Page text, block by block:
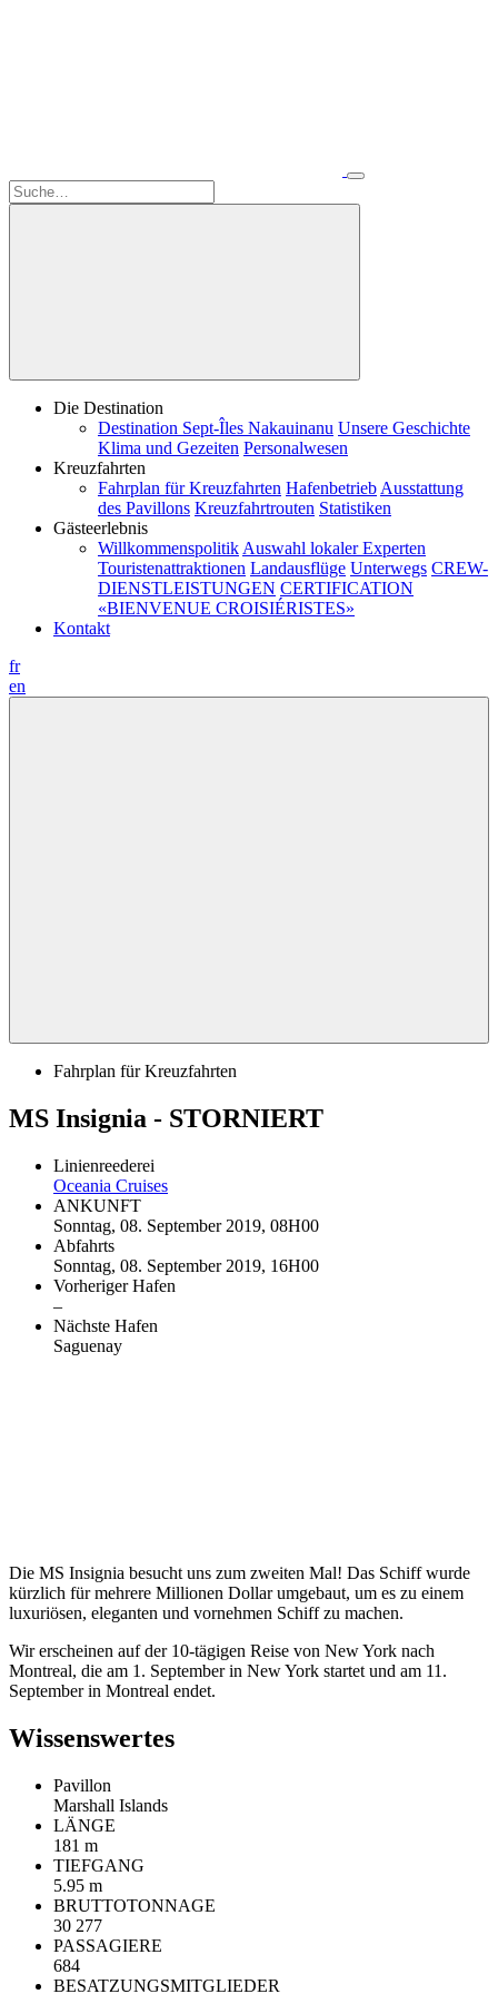
Die Destination
Destination Sept-Îles Nakauinanu Unsere Geschichte
Klima und Gezeiten Personalwesen
Kreuzfahrten
Fahrplan für Kreuzfahrten Hafenbetrieb Ausstattung
des Pavillons Kreuzfahrtrouten Statistiken
Gästeerlebnis
Willkommenspolitik Auswahl lokaler Experten
Touristenattraktionen Landausflüge Unterwegs CREW-
DIENSTLEISTUNGEN CERTIFICATION
«BIENVENUE CROISIÉRISTES»
Kontakt
fr
en
Fahrplan für Kreuzfahrten
MS Insignia - STORNIERT
Linienreederei
Oceania Cruises
ANKUNFT
Sonntag, 08. September 2019, 08H00
Abfahrts
Sonntag, 08. September 2019, 16H00
Vorheriger Hafen
–
Nächste Hafen
Saguenay
Die MS Insignia besucht uns zum zweiten Mal! Das Schiff wurde
kürzlich für mehrere Millionen Dollar umgebaut, um es zu einem
luxuriösen, eleganten und vornehmen Schiff zu machen.
Wir erscheinen auf der 10-tägigen Reise von New York nach
Montreal, die am 1. September in New York startet und am 11.
September in Montreal endet.
Wissenswertes
Pavillon
Marshall Islands
LÄNGE
181 m
TIEFGANG
5.95 m
BRUTTOTONNAGE
30 277
PASSAGIERE
684
BESATZUNGSMITGLIEDER